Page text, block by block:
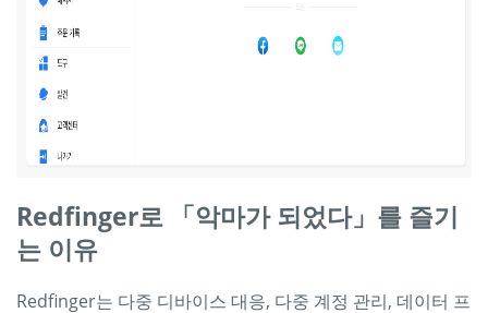
Redfinger로 「악마가 되었다」를 즐기
는 이유
Redfinger는 다중 디바이스 대응, 다중 계정 관리, 데이터 프